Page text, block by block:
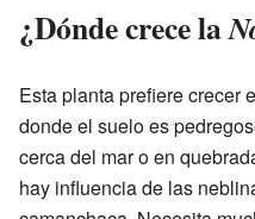
¿Dónde crece la
Esta planta prefiere crecer
donde el suelo es
cerca del mar o en
hay influencia de las